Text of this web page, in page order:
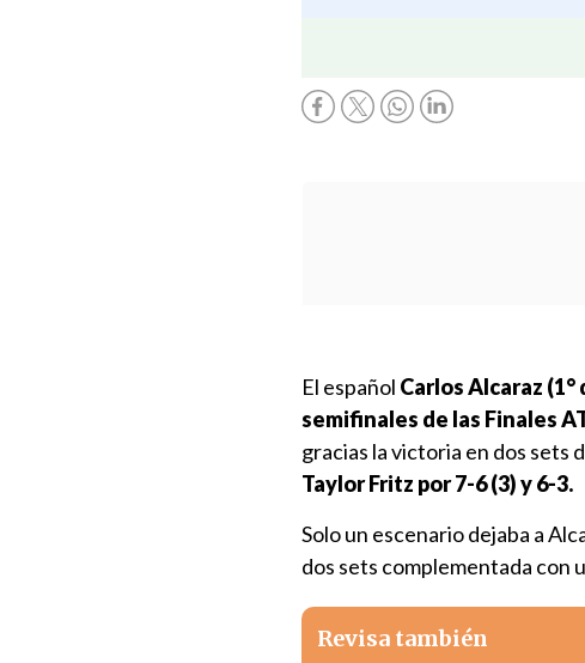
El español Carlos Alcaraz
semifinales de las Finales
gracias la victoria en dos sets
Taylor Fritz por 7-6 (3) y 6-3.
Solo un escenario dejaba a
dos sets complementada con
Revisa también